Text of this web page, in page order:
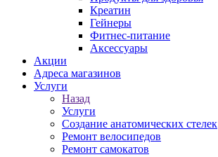
Креатин
Гейнеры
Фитнес-питание
Аксессуары
Акции
Адреса магазинов
Услуги
Назад
Услуги
Создание анатомических стелек
Ремонт велосипедов
Ремонт самокатов